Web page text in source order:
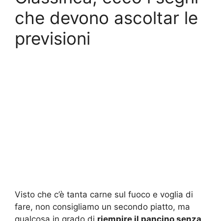
che devono ascoltar le
previsioni
Visto che c’è tanta carne sul fuoco e voglia di
fare, non consigliamo un secondo piatto, ma
qualcosa in grado di riempire il pancino senza